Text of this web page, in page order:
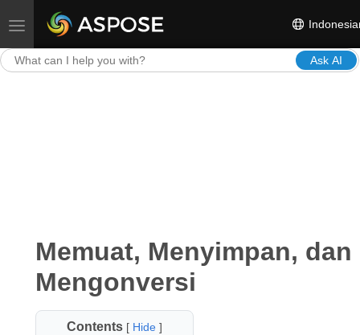
Toggle navigation
Ask AI
Memuat, Menyimpan, dan
Mengonversi
Contents [ Hide]